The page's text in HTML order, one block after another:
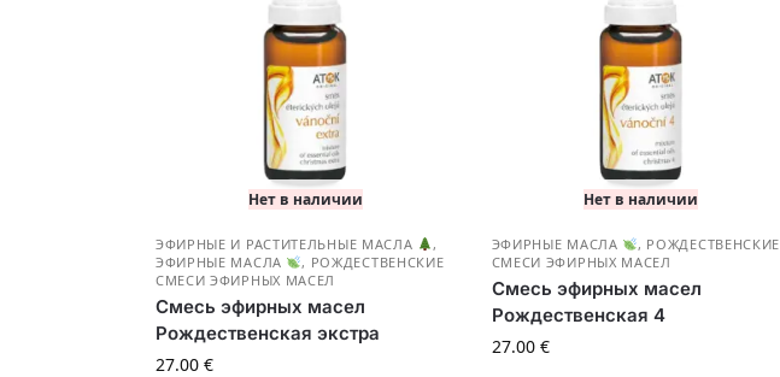
Нет в наличии
ЭФИРНЫЕ И РАСТИТЕЛЬНЫЕ МАСЛА
,
ЭФИРНЫЕ МАСЛА
, РОЖДЕСТВЕНСКИЕ
СМЕСИ ЭФИРНЫХ МАСЕЛ
Смесь эфирных масел
Рождественская экстра
27.00 €
Нет в наличии
ЭФИРНЫЕ МАСЛА , РОЖДЕСТВЕНСКИЕ
СМЕСИ ЭФИРНЫХ МАСЕЛ
Смесь эфирных масел
Рождественская 4
27.00 €